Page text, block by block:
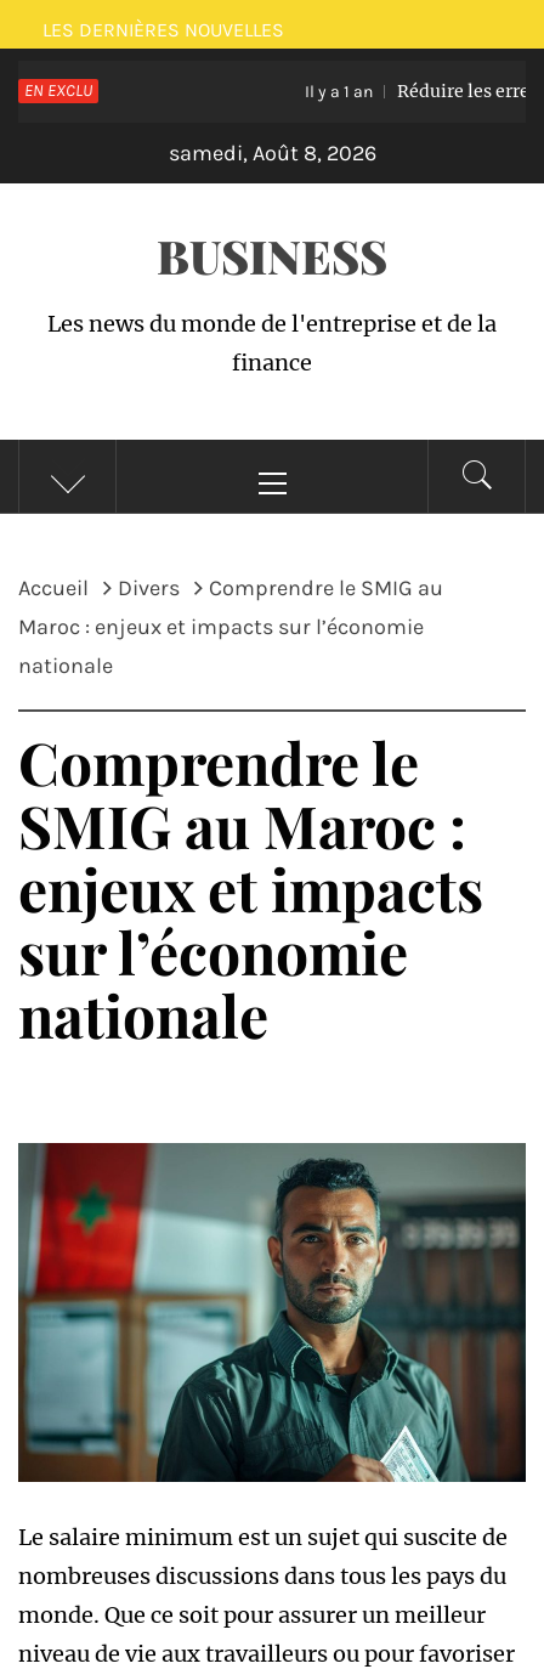
Passer
au
contenu
LES DERNIÈRES NOUVELLES
EN EXCLU Il y a 1 an Réduire les
samedi, Août 8, 2026
BUSINESS
Les news du monde de l'entreprise et de la
finance
principal
Accueil Divers
Comprendre le SMIG au
Maroc : enjeux et impacts sur l’économie
nationale
Comprendre le
SMIG au Maroc :
enjeux et impacts
sur l’économie
nationale
Le salaire minimum est un sujet qui suscite de
nombreuses discussions dans tous les pays du
monde. Que ce soit pour assurer un meilleur
niveau de vie aux travailleurs ou pour favoriser